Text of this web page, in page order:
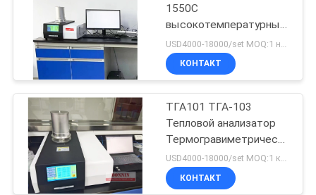
1550C
высокотемпературный
TGA/DTA/DSC
одновременный
термальный
КОНТАКТ
ТГА101 ТГА-103
Тепловой анализатор
Термогравиметрический
анализатор для
тестирования
пластмасс
USD4000-18000/set MOQ:1 комплект
КОНТАКТ